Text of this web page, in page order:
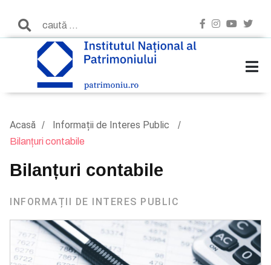
Acasă Informații de Interes Public
Bilanțuri contabile
Bilanțuri contabile
INFORMAȚII DE INTERES PUBLIC